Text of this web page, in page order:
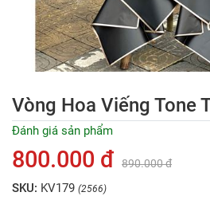
Vòng Hoa Viếng Tone
Đánh giá sản phẩm
800.000 đ 890.000 đ
SKU: KV179 (2566)